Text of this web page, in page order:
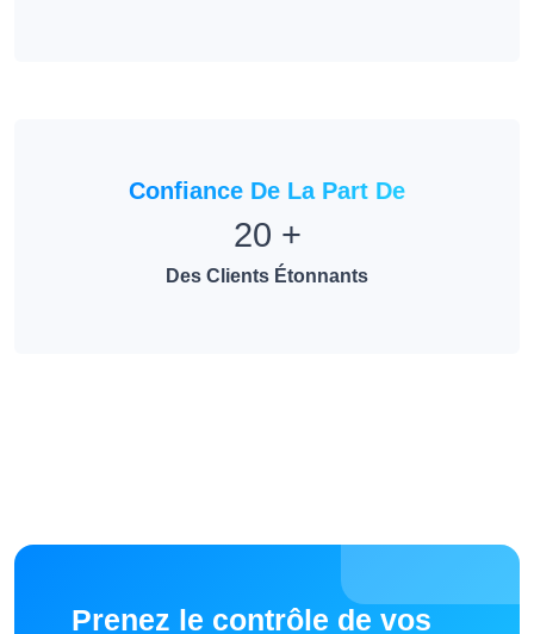
Confiance De La Part De
20 +
Des Clients Étonnants
Prenez le contrôle de vos